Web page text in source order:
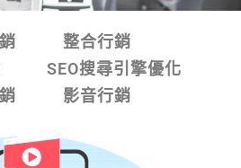
整合行銷
SEO搜尋引擎優化
影音行銷